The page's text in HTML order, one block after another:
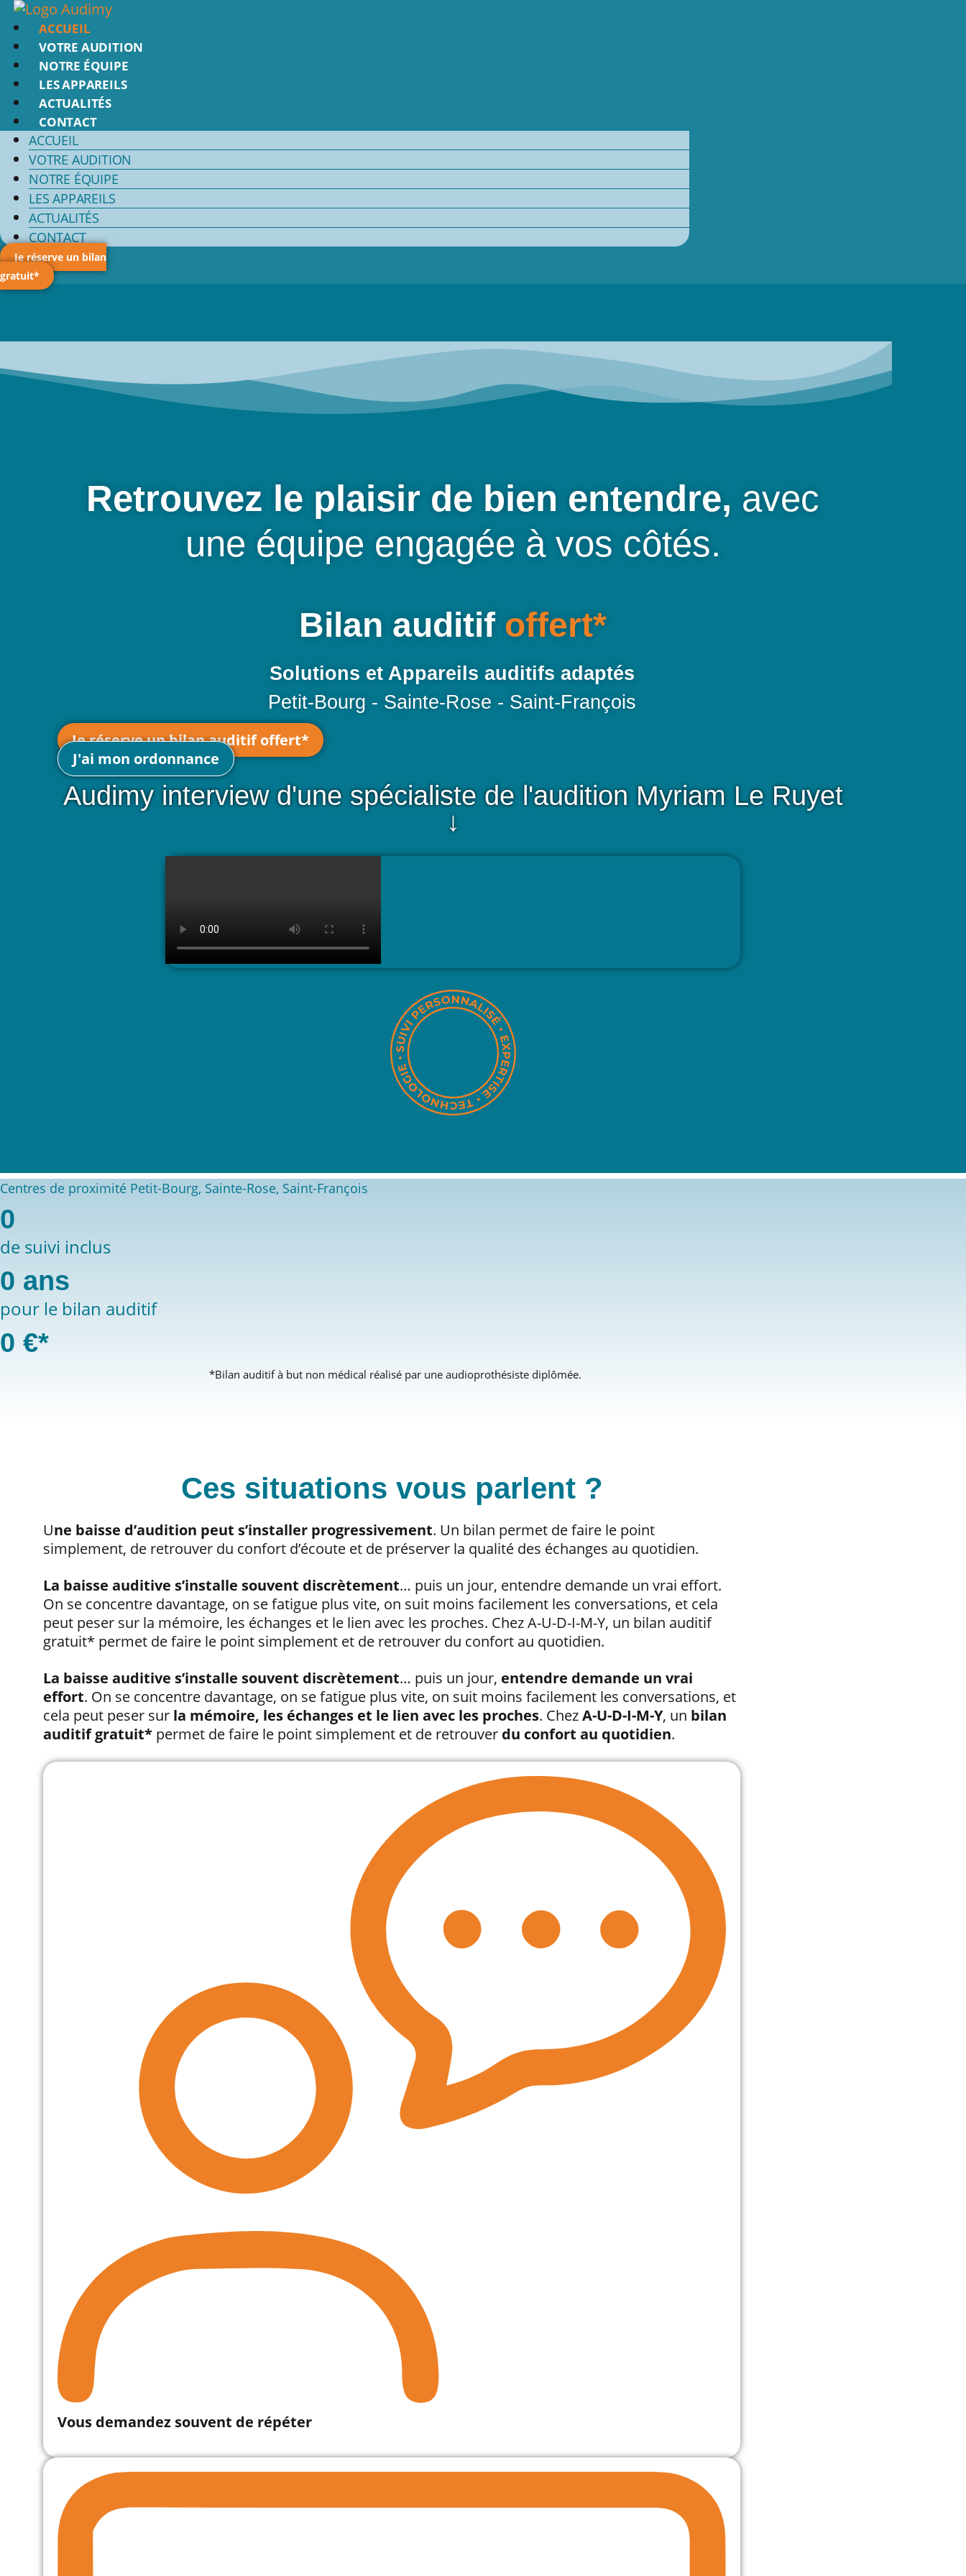
Aller
au
contenu
ACCUEIL
VOTRE AUDITION
NOTRE ÉQUIPE
LES APPAREILS
ACTUALITÉS
CONTACT
ACCUEIL
VOTRE AUDITION
NOTRE ÉQUIPE
LES APPAREILS
ACTUALITÉS
CONTACT
Je réserve un bilan
gratuit*
Retrouvez le plaisir de bien entendre, avec
une équipe engagée à vos côtés.
Bilan auditif offert*
Solutions et Appareils auditifs adaptés
Petit-Bourg - Sainte-Rose - Saint-François
Je réserve un bilan auditif offert*
J'ai mon ordonnance
Audimy interview d'une spécialiste de l'audition Myriam Le Ruyet
↓
Centres de proximité Petit-Bourg, Sainte-Rose, Saint-François
0
de suivi inclus
0 ans
pour le bilan auditif
0 €*
*Bilan auditif à but non médical réalisé par une audioprothésiste diplômée.
Ces situations vous parlent ?
Une baisse d’audition peut s’installer progressivement. Un bilan permet de faire le point
simplement, de retrouver du confort d’écoute et de préserver la qualité des échanges au quotidien.
La baisse auditive s’installe souvent discrètement… puis un jour, entendre demande un vrai effort.
On se concentre davantage, on se fatigue plus vite, on suit moins facilement les conversations, et cela
peut peser sur la mémoire, les échanges et le lien avec les proches. Chez A-U-D-I-M-Y, un bilan auditif
gratuit* permet de faire le point simplement et de retrouver du confort au quotidien.
La baisse auditive s’installe souvent discrètement… puis un jour, entendre demande un vrai
effort. On se concentre davantage, on se fatigue plus vite, on suit moins facilement les conversations, et
cela peut peser sur la mémoire, les échanges et le lien avec les proches. ChezA-U-D-I-M-Y, un bilan
auditif gratuit* permet de faire le point simplement et de retrouver du confort au quotidien.
Vous demandez souvent de répéter